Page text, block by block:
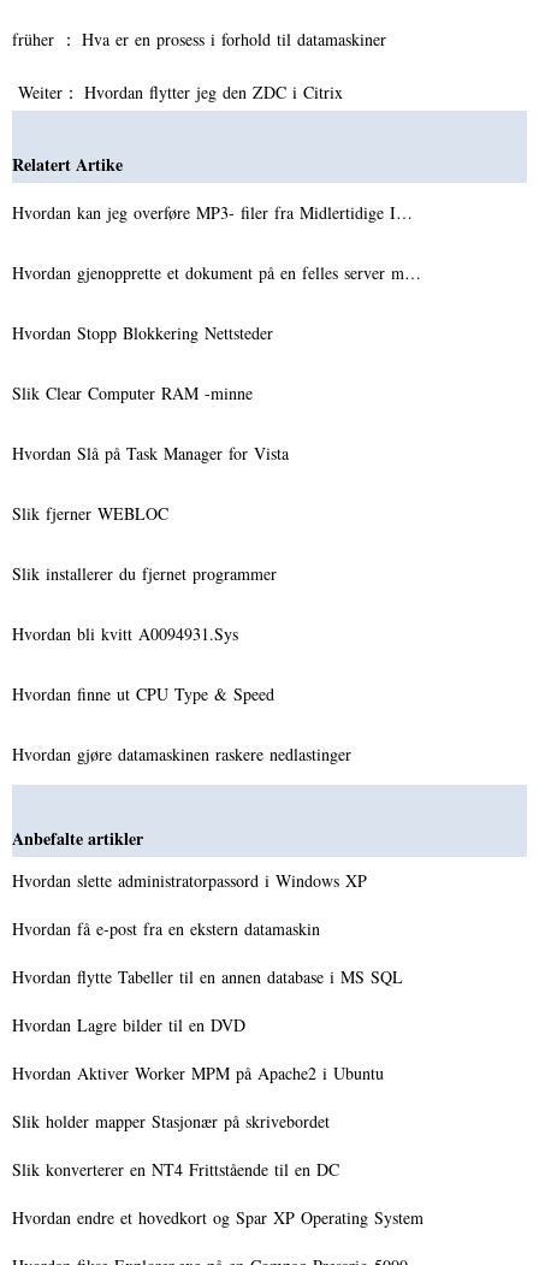
früher ： Hva er en prosess i forhold til datamaskiner
Weiter： Hvordan flytter jeg den ZDC i Citrix
Relatert Artike
Hvordan kan jeg overføre MP3- filer fra Midlertidige I…
Hvordan gjenopprette et dokument på en felles server m…
Hvordan Stopp Blokkering Nettsteder
Slik Clear Computer RAM -minne
Hvordan Slå på Task Manager for Vista
Slik fjerner WEBLOC
Slik installerer du fjernet programmer
Hvordan bli kvitt A0094931.Sys
Hvordan finne ut CPU Type & Speed ​​
Hvordan gjøre datamaskinen raskere nedlastinger
Anbefalte artikler
Hvordan slette administratorpassord i Windows XP
Hvordan få e-post fra en ekstern datamaskin
Hvordan flytte Tabeller til en annen database i MS SQL
Hvordan Lagre bilder til en DVD
Hvordan Aktiver Worker MPM på Apache2 i Ubuntu
Slik holder mapper Stasjonær på skrivebordet
Slik konverterer en NT4 Frittstående til en DC
Hvordan endre et hovedkort og Spar XP Operating System